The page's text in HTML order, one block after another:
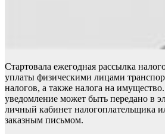
Стартовала ежегодная рассылка
уплаты физическими лицами
налогов, а также налога на
уведомление может быть передано в
личный кабинет налогоплательщика
заказным письмом.